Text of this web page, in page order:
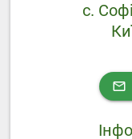
с.
mail_outline